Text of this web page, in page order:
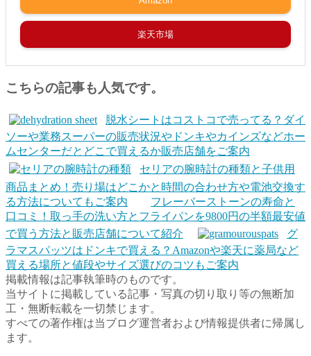
楽天市場
こちらの記事も人気です。
脱水シートはコストコで売ってる？ダイ
ソーや業務スーパーの販売状況やドンキやカインズなどホー
ムセンターだとどこで買えるか販売店舗をご案内
セリアの腕時計の種類と子供用
商品まとめ！売り場はどこかと時間の合わせ方や電池交換す
る方法についてもご案内
フレーバーストーンの寿命と
口コミ！取っ手の洗い方とフライパンを9800円の半額最安値
で買う方法と販売店舗について紹介
グ
ラマスパッツはドンキで買える？Amazonや楽天に薬局など
買える場所と値段やサイズ選びのコツもご案内
掲載情報は記事執筆時のものです。
当サイトに掲載している記事・写真の切り取り等の無断加
工・無断転載を一切禁じます。
すべての著作権は当ブログ運営者および情報提供者に帰属し
ます。